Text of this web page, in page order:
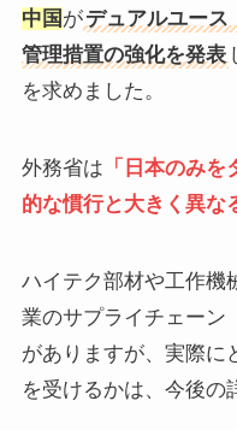
中国 がデュアルユース
管理措置の強化を発表
を求めました。
外務省は 「日本のみ
的な慣行と大きく異な
ハイテク部材や工作機
業のサプライチェーン
がありますが、実際に
を受けるかは、今後の